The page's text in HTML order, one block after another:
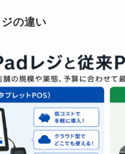
の違い